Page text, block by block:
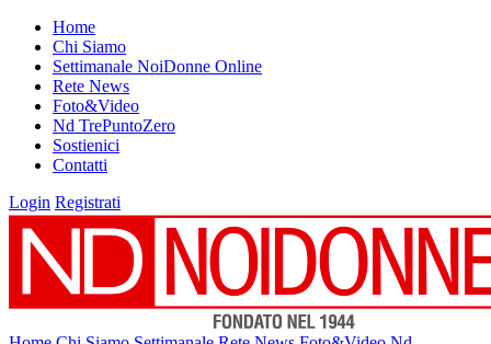
Home
Chi Siamo
Settimanale NoiDonne Online
Rete News
Foto&Video
Nd TrePuntoZero
Sostienici
Contatti
Login Registrati